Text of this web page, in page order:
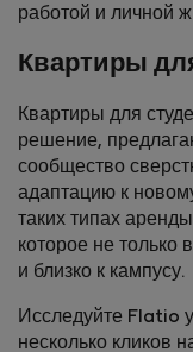
работой и личной
Квартиры
Квартиры для
решение,
сообщество
адаптацию к
таких типах
которое не только
и близко к кампусу.
Исследуйте Flatio
несколько кликов